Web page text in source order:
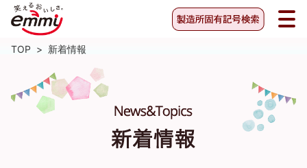
TOP > 新着情報